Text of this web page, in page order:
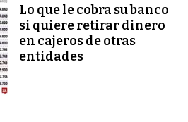
Lo que le cobra su banco
si quiere retirar dinero
en cajeros de otras
entidades